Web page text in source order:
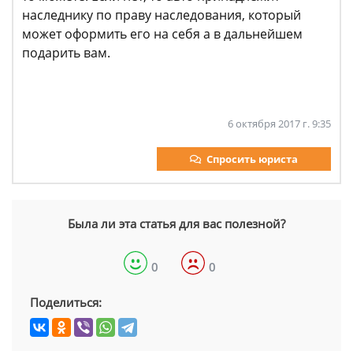
наследнику по праву наследования, который
может оформить его на себя а в дальнейшем
подарить вам.
6 октября 2017 г. 9:35
Спросить юриста
Была ли эта статья для вас полезной?
0 0
Поделиться: